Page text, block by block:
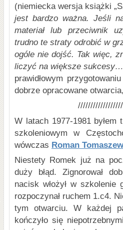
(niemiecka wersja książki
jest bardzo ważna. Jeśli
materiał lub przeciwnik
trudno te straty odrobić w
ogóle nie dojść. Tak więc,
liczyć na większe sukcesy…
prawidłowym
dobrze opracowane
W latach 1977-1981 byłem
szkoleniowym w
wówczas Roman
Niestety Romek już na
duży błąd. Zignorował
nacisk włożył w
rozpoczynał ruchem 1.c4.
tym otwarciu. W każdej
kończyło się